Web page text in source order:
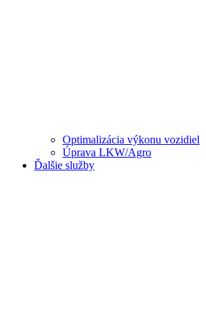
Optimalizácia výkonu vozidiel
Úprava LKW/Agro
Ďalšie služby